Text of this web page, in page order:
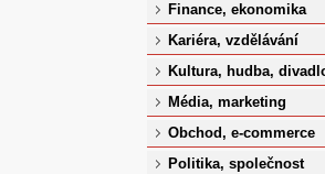
Finance, ekonomika
Kariéra, vzdělávání
Kultura, hudba,
Média, marketing
Obchod, e-commerce
Politika, společnost